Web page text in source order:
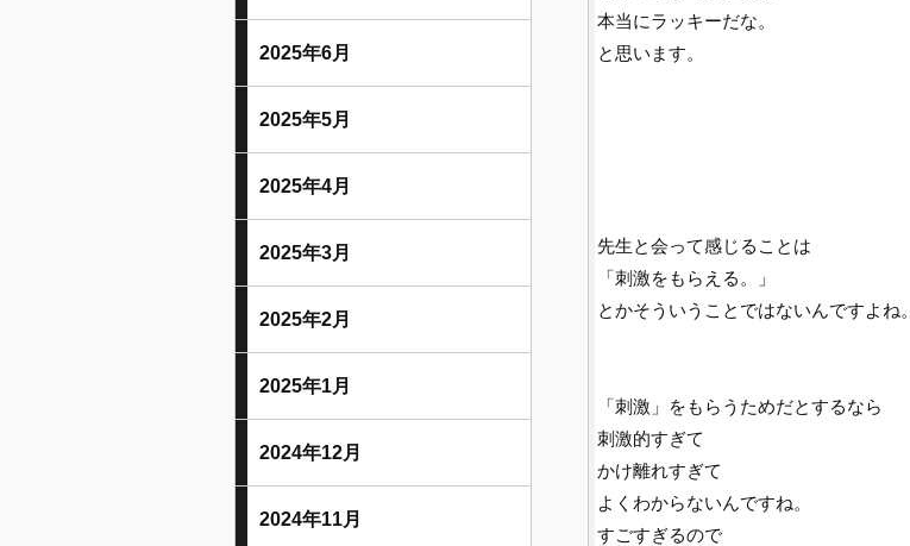
本当にラッキーだな。
と思います。
先生と会って感じることは
「刺激をもらえる。」
とかそういうことではないんですよね。
「刺激」をもらうためだとするなら
刺激的すぎて
かけ離れすぎて
よくわからないんですね。
すごすぎるので
2025年6月
2025年5月
2025年4月
2025年3月
2025年2月
2025年1月
2024年12月
2024年11月